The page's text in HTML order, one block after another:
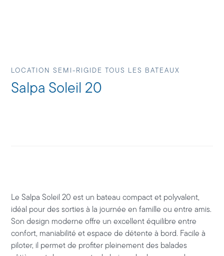
LOCATION SEMI-RIGIDE TOUS LES BATEAUX
Salpa Soleil 20
Le Salpa Soleil 20 est un bateau compact et polyvalent,
idéal pour des sorties à la journée en famille ou entre amis.
Son design moderne offre un excellent équilibre entre
confort, maniabilité et espace de détente à bord. Facile à
piloter, il permet de profiter pleinement des balades